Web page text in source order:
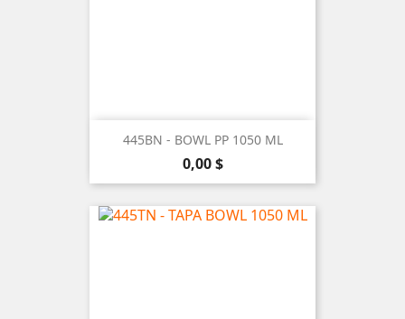
445BN - BOWL PP 1050 ML
Precio
0,00 $